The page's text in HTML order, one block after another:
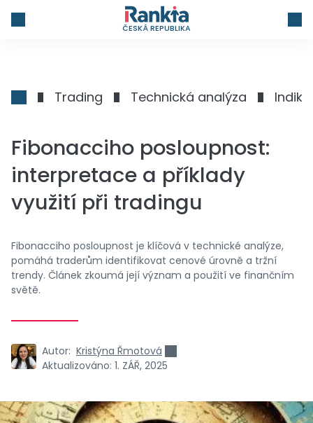
ČESKÁ REPUBLIKA
Trading Technická analýza
Fibonacciho posloupnost:
interpretace a příklady
využití při tradingu
Fibonacciho posloupnost je klíčová v technické analýze,
pomáhá traderům identifikovat cenové úrovně a tržní
trendy. Článek zkoumá její význam a použití ve finančním
světě.
Autor: Kristýna Řmotová
Aktualizováno: 1. ZÁŘ, 2025